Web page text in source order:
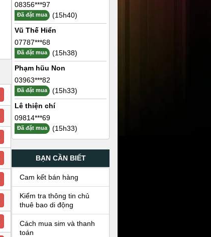
08356***97
Đã đặt mua
(15h40)
Vũ Thế Hiển
07787***68
Đã đặt mua
(15h38)
Phạm hũu Non
03963***82
Đã đặt mua
(15h33)
Lê thiện chí
09814***69
Đã đặt mua (15h33)
BẠN CẦN BIẾT
Cam kết bán hàng
Kiểm tra thông tin chủ
thuê bao di động
Cách mua sim và thanh
toán